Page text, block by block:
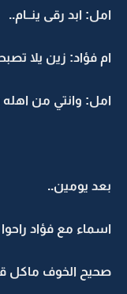
امل: ابد رقى ينــام..
ام فؤاد: زين يلا
امل: وانتي من اهله
بعد يومين..
اسماء مع فؤاد
صحيح الخوف ماكل